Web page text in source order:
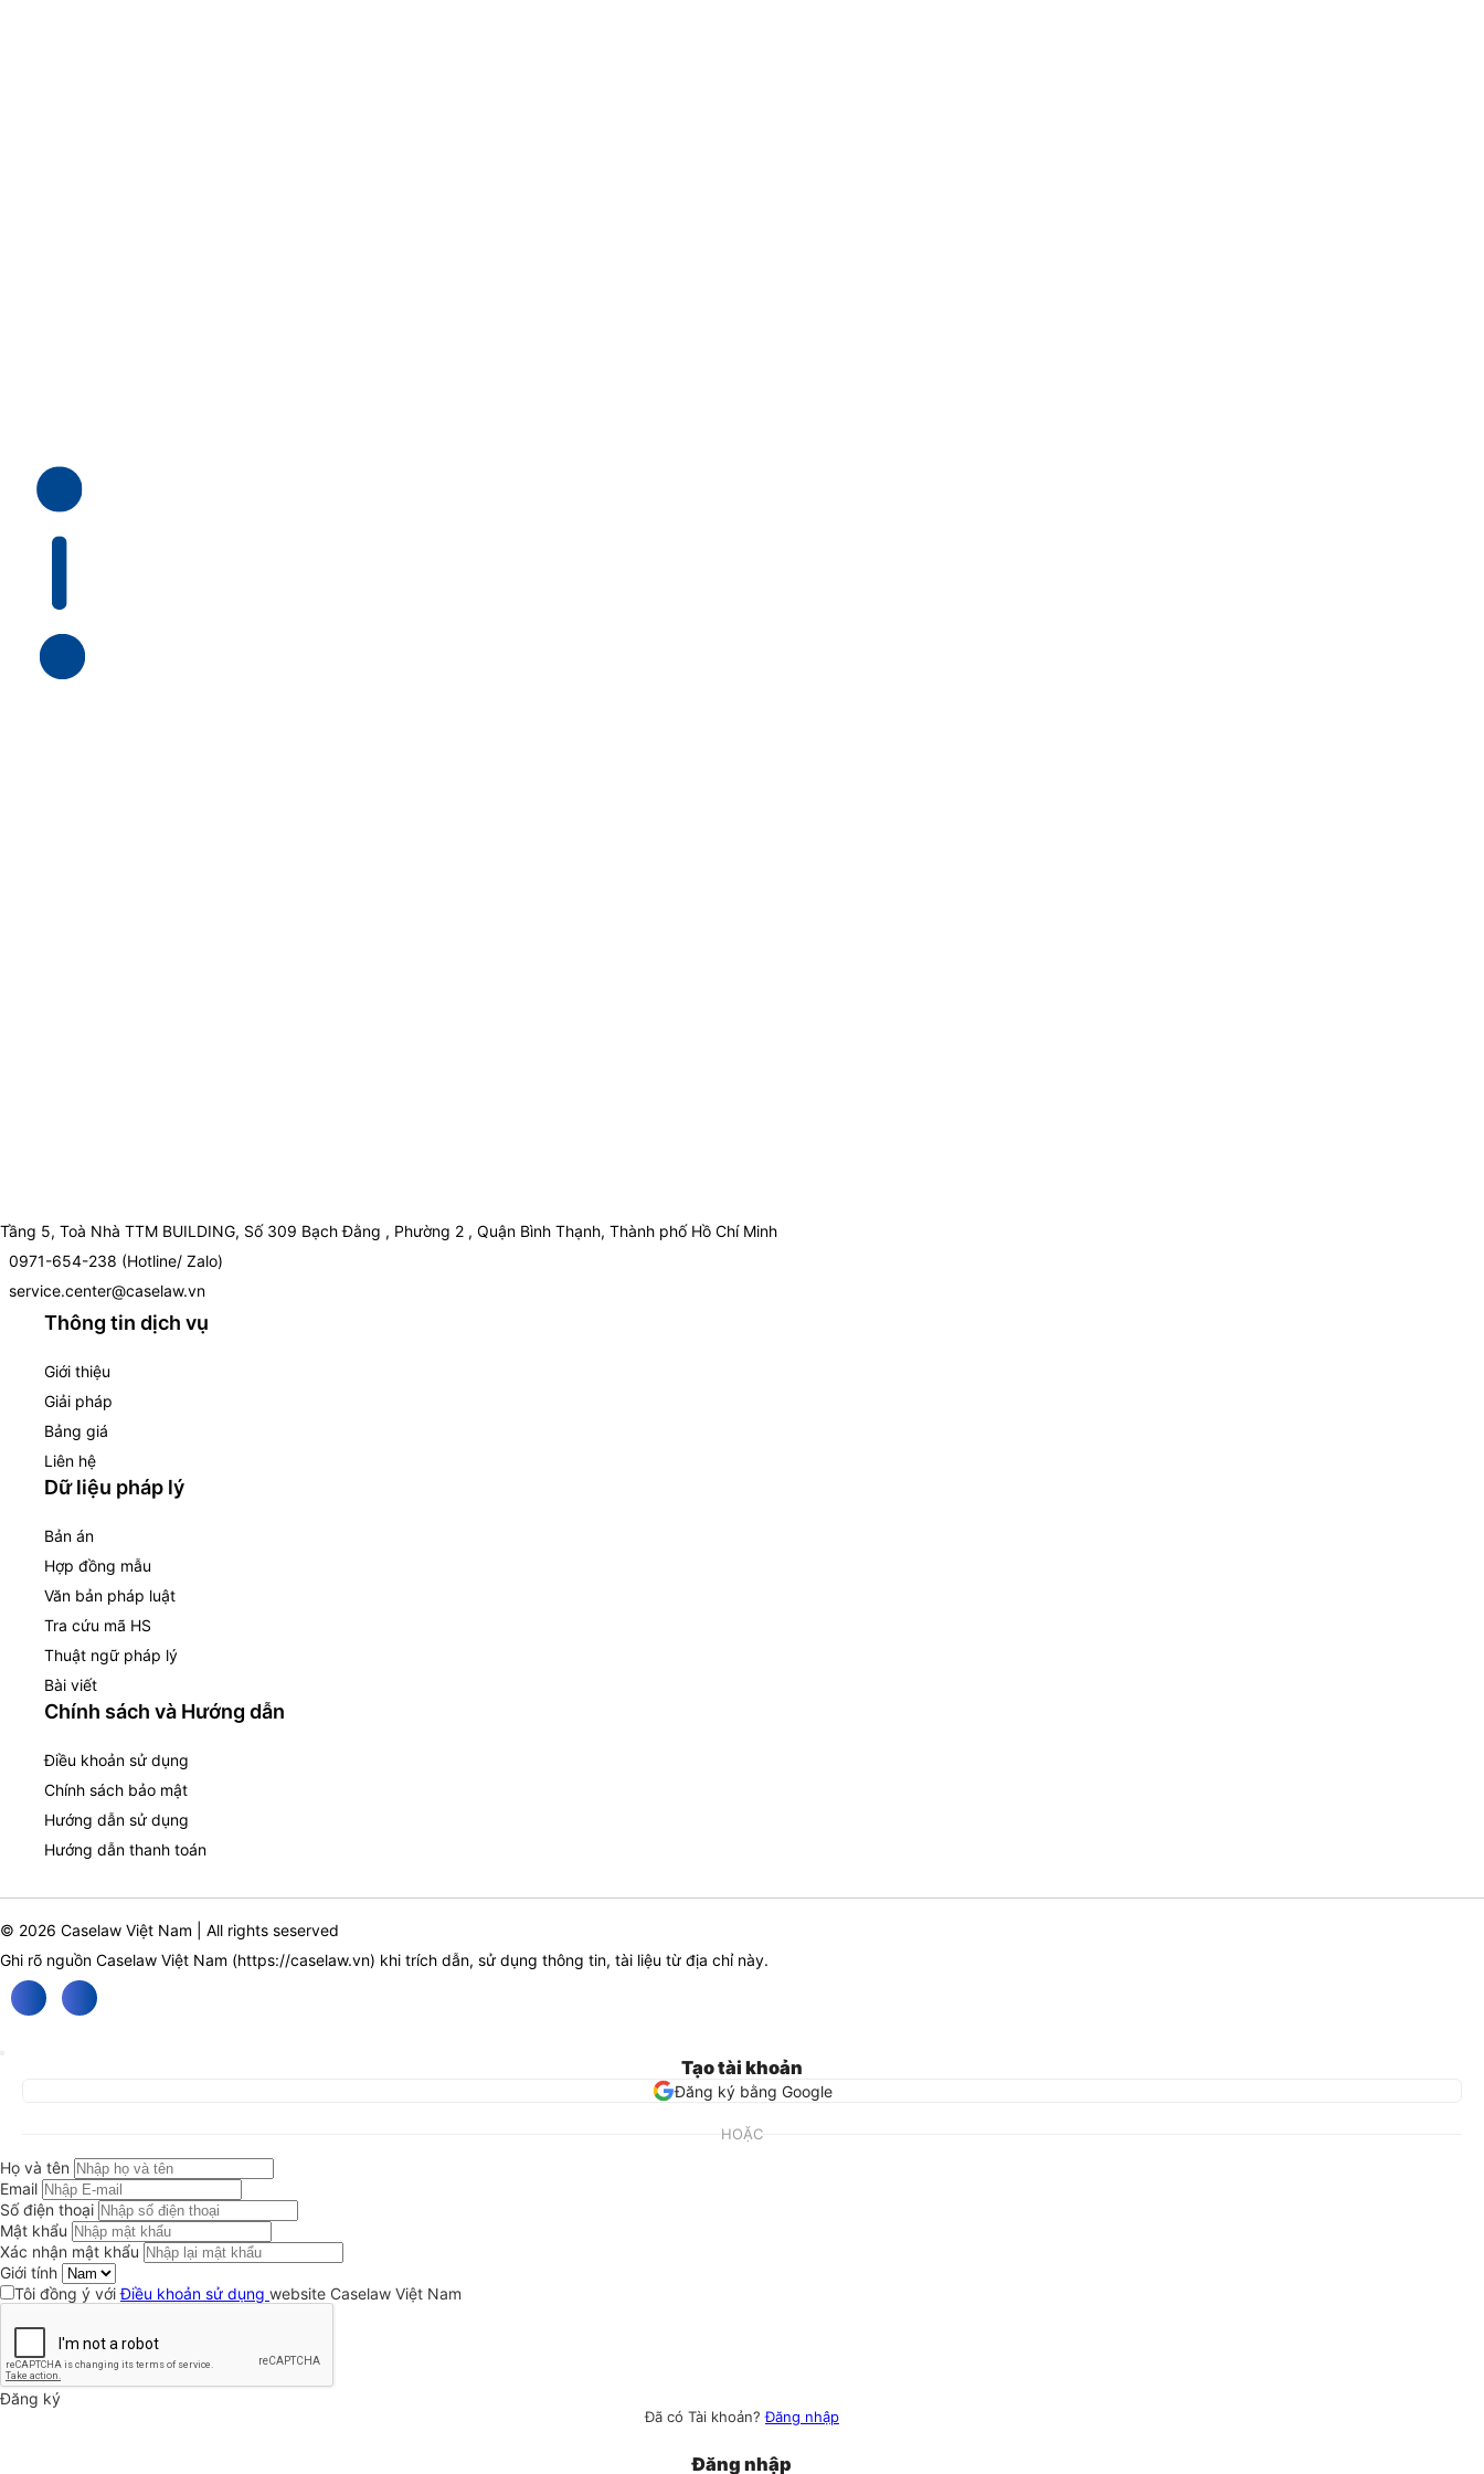
Tầng 5, Toà Nhà TTM BUILDING, Số 309 Bạch Đằng , Phường 2 , Quận Bình Thạnh, Thành phố Hồ Chí Minh
0971-654-238 (Hotline/ Zalo)
service.center@caselaw.vn
Thông tin dịch vụ
Giới thiệu
Giải pháp
Bảng giá
Liên hệ
Dữ liệu pháp lý
Bản án
Hợp đồng mẫu
Văn bản pháp luật
Tra cứu mã HS
Thuật ngữ pháp lý
Bài viết
Chính sách và Hướng dẫn
Điều khoản sử dụng
Chính sách bảo mật
Hướng dẫn sử dụng
Hướng dẫn thanh toán
© 2026 Caselaw Việt Nam | All rights seserved
Ghi rõ nguồn Caselaw Việt Nam (https://caselaw.vn) khi trích dẫn, sử dụng thông tin, tài liệu từ địa chỉ này.
Tạo tài khoản
Đăng ký bằng Google
HOẶC
Họ và tên
Email
Số điện thoại
Mật khẩu
Xác nhận mật khẩu
Giới tính
Tôi đồng ý vớiĐiều khoản sử dụng website Caselaw Việt Nam
Đăng ký
Đã có Tài khoản?Đăng nhập
Đăng nhập